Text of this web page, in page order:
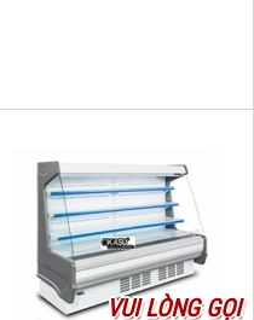
VUI LÒNG GỌI